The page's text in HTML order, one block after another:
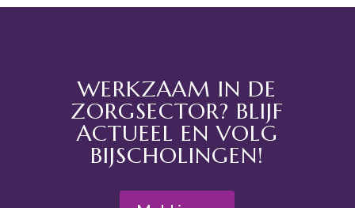
WERKZAAM IN DE
ZORGSECTOR? BLIJF
ACTUEEL EN VOLG
BIJSCHOLINGEN!